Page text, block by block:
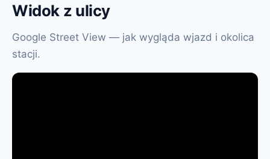
Widok z ulicy
Google Street View — jak wygląda wjazd i okolica
stacji.